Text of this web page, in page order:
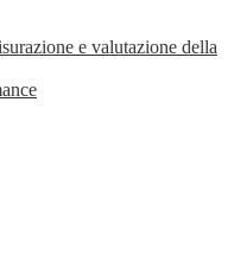
e valutazione della